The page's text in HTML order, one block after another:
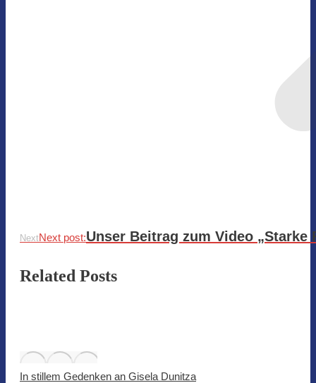
NextNext post:Unser Beitrag zum Video
Related Posts
In stillem Gedenken an Gisela Dunitza